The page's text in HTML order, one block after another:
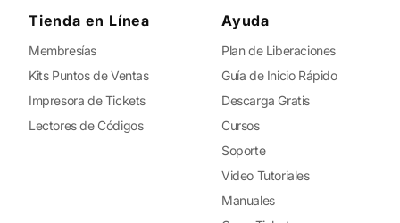
Tienda en Línea
Membresías
Kits Puntos de Ventas
Impresora de Tickets
Lectores de Códigos
Ayuda
Plan de Liberaciones
Guía de Inicio Rápido
Descarga Gratis
Cursos
Soporte
Video Tutoriales
Manuales